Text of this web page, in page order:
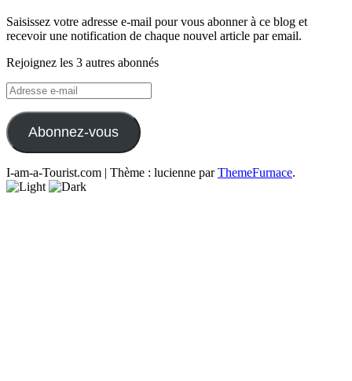
Saisissez votre adresse e-mail pour vous abonner à ce blog et
recevoir une notification de chaque nouvel article par email.
Rejoignez les 3 autres abonnés
Adresse
e-
mail
Abonnez-vous
I-am-a-Tourist.com | Thème : lucienne parThemeFurnace.